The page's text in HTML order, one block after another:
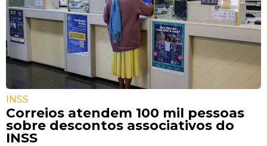
INSS
Correios atendem 100 mil pessoas
sobre descontos associativos do
INSS